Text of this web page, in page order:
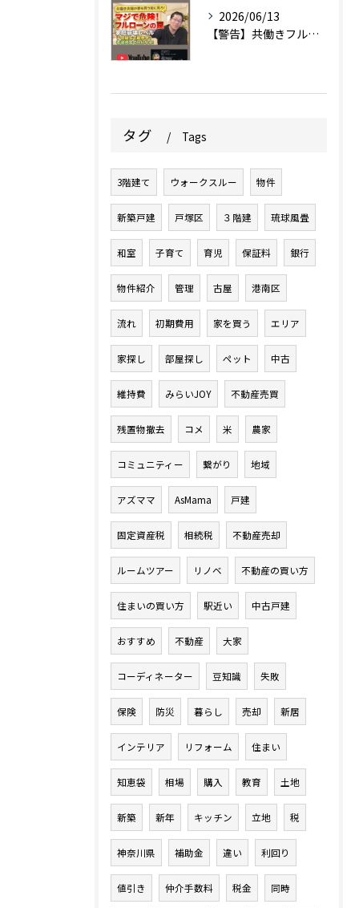
2026/06/13
【警告】共働きフルローンでのマイホーム購入、ちょっと待って！...
タグ Tags
3階建て ウォークスルー 物件
新築戸建 戸塚区 ３階建 琉球風畳
和室 子育て 育児 保証料 銀行
物件紹介 管理 古屋 港南区
流れ 初期費用 家を買う エリア
家探し 部屋探し ペット 中古
維持費 みらいJOY 不動産売買
残置物撤去 コメ 米 農家
コミュニティー 繋がり 地域
アズママ AsMama 戸建
固定資産税 相続税 不動産売却
ルームツアー リノベ 不動産の買い方
住まいの買い方 駅近い 中古戸建
おすすめ 不動産 大家
コーディネーター 豆知識 失敗
保険 防災 暮らし 売却 新居
インテリア リフォーム 住まい
知恵袋 相場 購入 教育 土地
新築 新年 キッチン 立地 税
神奈川県 補助金 違い 利回り
値引き 仲介手数料 税金 同時